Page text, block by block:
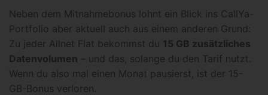
Neben dem Mitnahmebonus lohnt ein Blick ins CallYa-
Portfolio aber aktuell auch aus einem anderen Grund:
Zu jeder Allnet Flat bekommst du 15 GB zusätzliches
Datenvolumen – und das, solange du den Tarif nutzt.
Wenn du also mal einen Monat pausierst, ist der 15-
GB-Bonus verloren.